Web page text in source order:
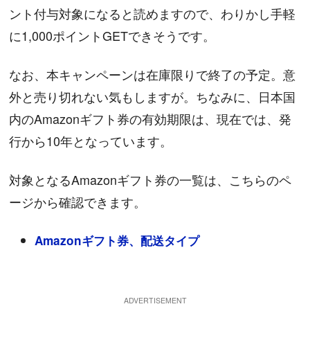
ント付与対象になると読めますので、わりかし手軽
に1,000ポイントGETできそうです。
なお、本キャンペーンは在庫限りで終了の予定。意
外と売り切れない気もしますが。ちなみに、日本国
内のAmazonギフト券の有効期限は、現在では、発
行から10年となっています。
対象となるAmazonギフト券の一覧は、こちらのペ
ージから確認できます。
Amazonギフト券、配送タイプ